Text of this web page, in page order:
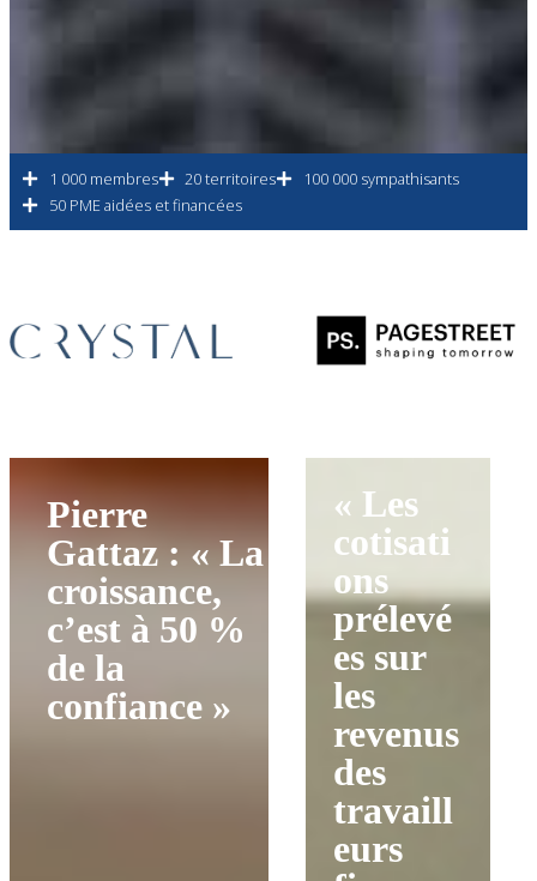
1 000 membres 20 territoires
100 000 sympathisants
50 PME aidées et financées
Pierre
Gattaz : « La
croissance,
c’est à 50 %
de la
confiance »
« Les
cotisati
ons
prélevé
es sur
les
revenus
des
travaill
eurs